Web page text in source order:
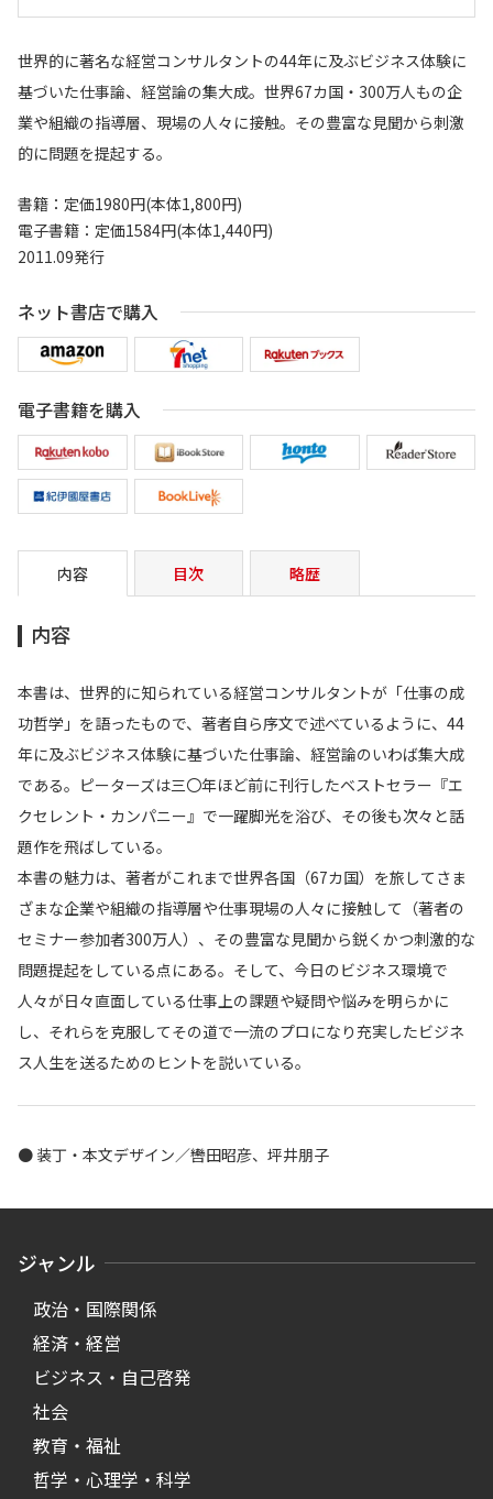
世界的に著名な経営コンサルタントの44年に及ぶビジネス体験に
基づいた仕事論、経営論の集大成。世界67カ国・300万人もの企
業や組織の指導層、現場の人々に接触。その豊富な見聞から刺激
的に問題を提起する。
書籍：定価1980円(本体1,800円)
電子書籍：定価1584円(本体1,440円)
2011.09発行
ネット書店で購入
電子書籍を購入
内容 目次 略歴
内容
本書は、世界的に知られている経営コンサルタントが「仕事の成
功哲学」を語ったもので、著者自ら序文で述べているように、44
年に及ぶビジネス体験に基づいた仕事論、経営論のいわば集大成
である。ピーターズは三〇年ほど前に刊行したベストセラー『エ
クセレント・カンパニー』で一躍脚光を浴び、その後も次々と話
題作を飛ばしている。
本書の魅力は、著者がこれまで世界各国（67カ国）を旅してさま
ざまな企業や組織の指導層や仕事現場の人々に接触して（著者の
セミナー参加者300万人）、その豊富な見聞から鋭くかつ刺激的な
問題提起をしている点にある。そして、今日のビジネス環境で
人々が日々直面している仕事上の課題や疑問や悩みを明らかに
し、それらを克服してその道で一流のプロになり充実したビジネ
ス人生を送るためのヒントを説いている。
● 装丁・本文デザイン／轡田昭彦、坪井朋子
ジャンル
政治・国際関係
経済・経営
ビジネス・自己啓発
社会
教育・福祉
哲学・心理学・科学